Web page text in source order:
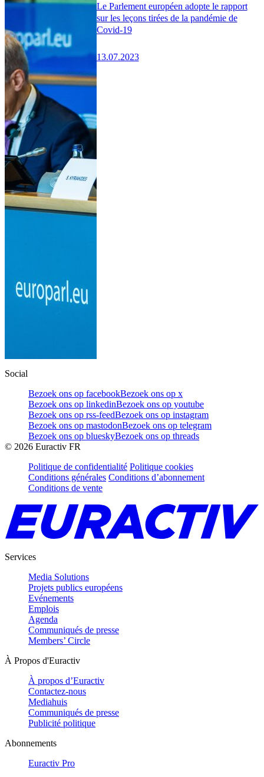
Le Parlement européen adopte le rapport
sur les leçons tirées de la pandémie de
Covid-19
13.07.2023
Social
Bezoek ons op facebookBezoek ons op x
Bezoek ons op linkedinBezoek ons op youtube
Bezoek ons op rss-feedBezoek ons op instagram
Bezoek ons op mastodonBezoek ons op telegram
Bezoek ons op blueskyBezoek ons op threads
© 2026 Euractiv FR
Politique de confidentialité Politique cookies
Conditions générales Conditions d’abonnement
Conditions de vente
Services
Media Solutions
Projets publics européens
Evénements
Emplois
Agenda
Communiqués de presse
Members’ Circle
À Propos d'Euractiv
À propos d’Euractiv
Contactez-nous
Mediahuis
Communiqués de presse
Publicité politique
Abonnements
Euractiv Pro